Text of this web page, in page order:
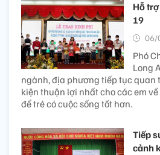
Hỗ
19
06/
Phó
Long
ngành, địa phương tiếp tục quan
kiện thuận lợi nhất cho các em
để trẻ có cuộc sống tốt hơn.
Tiếp
cảnh